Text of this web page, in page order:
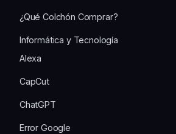
¿Qué Colchón Comprar?
Informática y Tecnología
Alexa
CapCut
ChatGPT
Error Google